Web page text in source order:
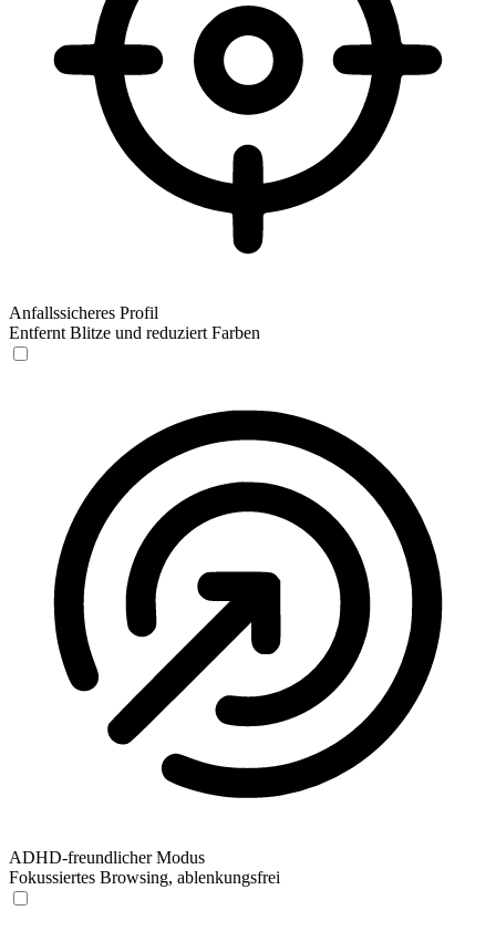
Anfallssicheres Profil
Entfernt Blitze und reduziert Farben
ADHD-freundlicher Modus
Fokussiertes Browsing, ablenkungsfrei